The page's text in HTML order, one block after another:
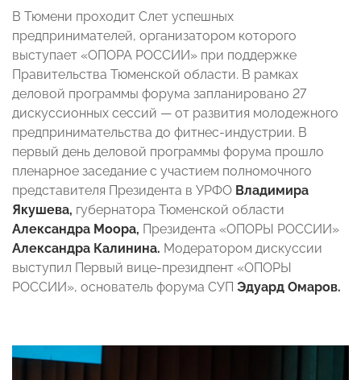
В Тюмени проходит Слет успешных
предпринимателей, организатором которого
выступает «ОПОРА РОССИИ» при поддержке
Правительства Тюменской области. В рамках
деловой программы форума запланировано 27
дискуссионных сессий — от развития молодежного
предпринимательства до фитнес-индустрии. В
первый день деловой программы форума прошло
пленарное заседание с участием полномочного
представителя Президента в УРФО Владимира
Якушева, губернатора Тюменской области
Александра Моора, Президента «ОПОРЫ РОССИИ»
Александра Калинина. Модератором дискуссии
выступил Первый вице-президпент «ОПОРЫ
РОССИИ», основатель форума СУП Эдуард Омаров.